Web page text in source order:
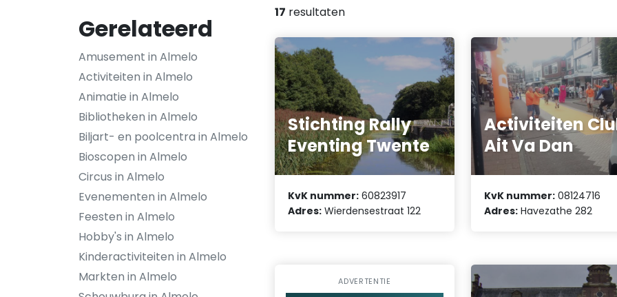
Gerelateerd
Amusement in Almelo
Activiteiten in Almelo
Animatie in Almelo
Bibliotheken in Almelo
Biljart- en poolcentra in Almelo
Bioscopen in Almelo
Circus in Almelo
Evenementen in Almelo
Feesten in Almelo
Hobby's in Almelo
Kinderactiviteiten in Almelo
Markten in Almelo
17 resultaten
Stichting Rally
Eventing Twente
KvK nummer: 60823917
Adres: Wierdensestraat 122
Activiteiten
Ait Va Dan
KvK nummer: 08124716
Adres: Havezathe 282
ADVERTENTIE